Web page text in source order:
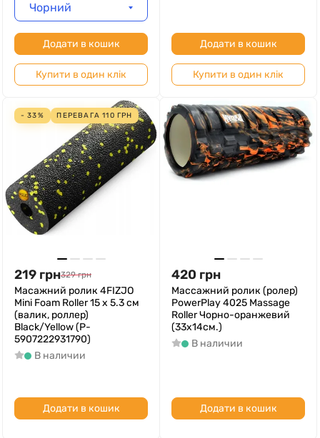
Чорний
Додати в кошик
Купити в один клік
Додати в кошик
Купити в один клік
- 33% ПЕРЕВАГА110 ГРН
219 грн329 грн
Масажний ролик 4FIZJO
Mini Foam Roller 15 x 5.3 см
(валик, роллер)
Black/Yellow (P-
5907222931790)
В наличии
Додати в кошик
420 грн
Массажний ролик (ролер)
PowerPlay 4025 Massage
Roller Чорно-оранжевий
(33x14см.)
В наличии
Додати в кошик